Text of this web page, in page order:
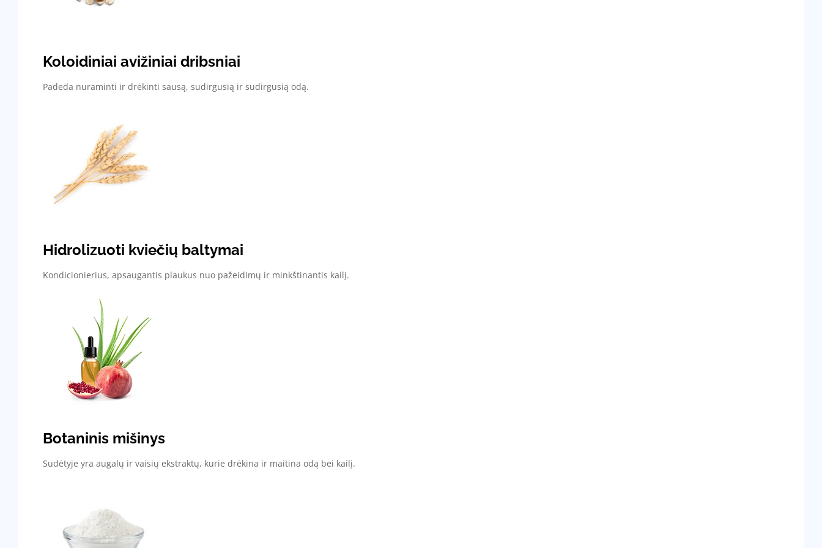
Koloidiniai avižiniai dribsniai
Padeda nuraminti ir drėkinti sausą, sudirgusią ir sudirgusią odą.
Hidrolizuoti kviečių baltymai
Kondicionierius, apsaugantis plaukus nuo pažeidimų ir minkštinantis kailį.
Botaninis mišinys
Sudėtyje yra augalų ir vaisių ekstraktų, kurie drėkina ir maitina odą bei kailį.